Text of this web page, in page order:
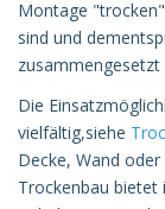
Montage
sind und
Die
vielfältig,siehe
Decke, Wand
Trockenbau bietet